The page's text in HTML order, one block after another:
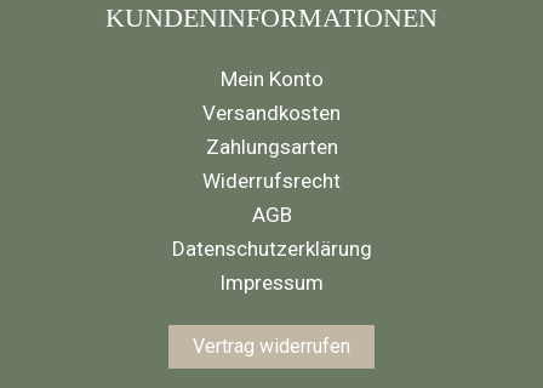
KUNDENINFORMATIONEN
Mein Konto
Versandkosten
Zahlungsarten
Widerrufsrecht
AGB
Datenschutzerklärung
Impressum
Vertrag widerrufen